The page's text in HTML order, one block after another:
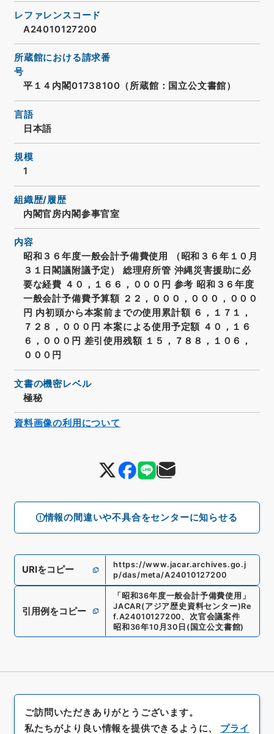
情報の間違いや不具合をセンターに知らせる
レファレンスコード
A24010127200
所蔵館における請求番
号
平１４内閣01738100（所蔵館：国立公文書館）
言語
日本語
規模
1
組織歴/履歴
内閣官房内閣参事官室
内容
昭和３６年度一般会計予備費使用 （昭和３６年１０月
３１日閣議附議予定） 総理府所管 沖縄災害援助に必
要な経費 ４０，１６６，０００円 参考 昭和３６年度
一般会計予備費予算額 ２２，０００，０００，０００
円 内初頭から本案前までの使用累計額 ６，１７１，
７２８，０００円 本案による使用予定額 ４０，１６
６，０００円 差引使用残額 １５，７８８，１０６，
０００円
文書の機密レベル
極秘
URIをコピー
https://www.jacar.archives.go.j
p/das/meta/A24010127200
引用例をコピー
「昭和36年度一般会計予備費使用 」
JACAR(アジア歴史資料センター)Re
f.A24010127200、 次官会議案件
昭和36年10月30日 (国立公文書館)
資料画像の利用について
ご訪問いただきありがとうございます。
私たちがより良い情報を提供できるように、 プライ